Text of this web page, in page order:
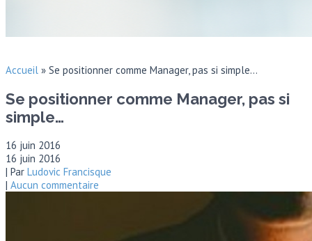
Accueil » Se positionner comme Manager, pas si simple…
Se positionner comme Manager, pas si
simple…
16 juin 2016
16 juin 2016
| Par Ludovic Francisque
| Aucun commentaire